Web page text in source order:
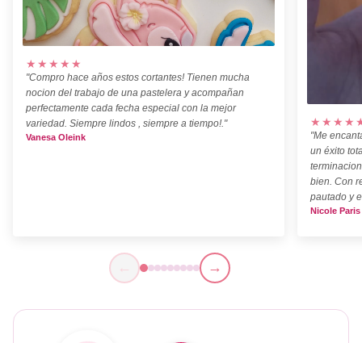
★★★★★
"Compro hace años estos cortantes! Tienen mucha
nocion del trabajo de una pastelera y acompañan
perfectamente cada fecha especial con la mejor
variedad. Siempre lindos , siempre a tiempo!."
Vanesa Oleink
"Me
un éxito
bien. Con
pautado y
Nicole Paris
← →